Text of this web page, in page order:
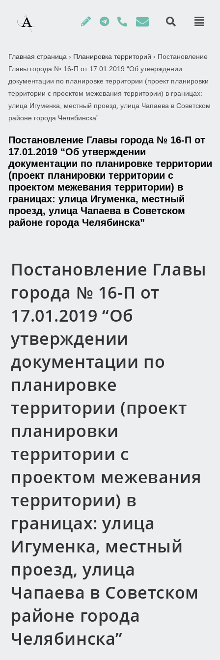
Главная страница › Планировка территорий › Постановление
Главы города № 16-П от 17.01.2019 “Об утверждении
документации по планировке территории (проект планировки
территории с проектом межевания территории) в границах:
улица Игуменка, местный проезд, улица Чапаева в Советском
районе города Челябинска”
Постановление Главы города № 16-П от
17.01.2019 “Об утверждении
документации по планировке территории
(проект планировки территории с
проектом межевания территории) в
границах: улица Игуменка, местный
проезд, улица Чапаева в Советском
районе города Челябинска”
Постановление Главы
города № 16-П от
17.01.2019 “Об
утверждении
документации по
планировке
территории (проект
планировки
территории с
проектом межевания
территории) в
границах: улица
Игуменка, местный
проезд, улица
Чапаева в Советском
районе города
Челябинска”